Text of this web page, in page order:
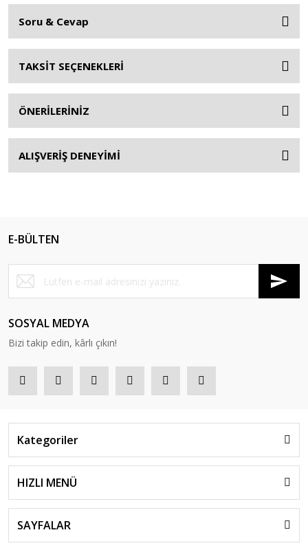
Soru & Cevap
TAKSİT SEÇENEKLERİ
ÖNERİLERİNİZ
ALIŞVERİŞ DENEYİMİ
E-BÜLTEN
SOSYAL MEDYA
Bizi takip edin, kârlı çıkın!
Kategoriler
HIZLI MENÜ
SAYFALAR